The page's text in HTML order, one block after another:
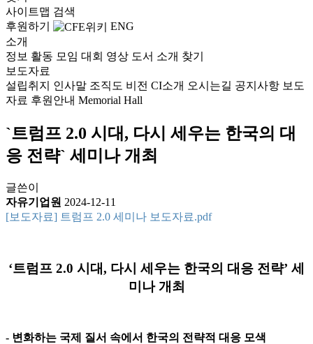
사이트맵 검색
후원하기
ENG
소개
정보 활동 모임 대회 영상 도서 소개 찾기
보도자료
설립취지
인사말 조직도 비전 CI소개 오시는길 공지사항 보도
자료 후원안내 Memorial Hall
`트럼프 2.0 시대, 다시 세우는 한국의 대
응 전략` 세미나 개최
글쓴이
자유기업원 2024-12-11
[보도자료] 트럼프 2.0 세미나 보도자료.pdf
‘트럼프 2.0 시대, 다시 세우는 한국의 대응 전략’ 세
미나 개최
- 변화하는 국제 질서 속에서 한국의 전략적 대응 모색